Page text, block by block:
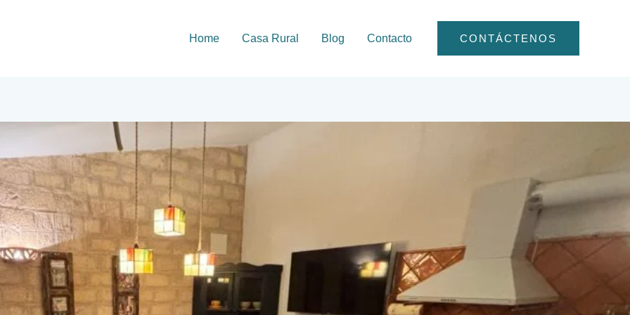
Home Casa Rural Blog Contacto CONTÁCTENOS